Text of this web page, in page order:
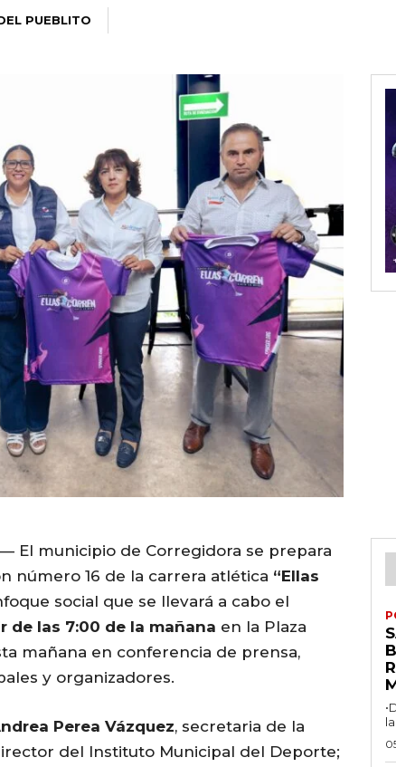
PUEBLITO
El municipio de Corregidora se prepara
número 16 de la carrera atlética “Ellas
social que se llevará a cabo el
de las 7:00 de la mañana en la Plaza
mañana en conferencia de prensa,
y organizadores.
Perea Vázquez, secretaria de la
del Instituto Municipal del Deporte;